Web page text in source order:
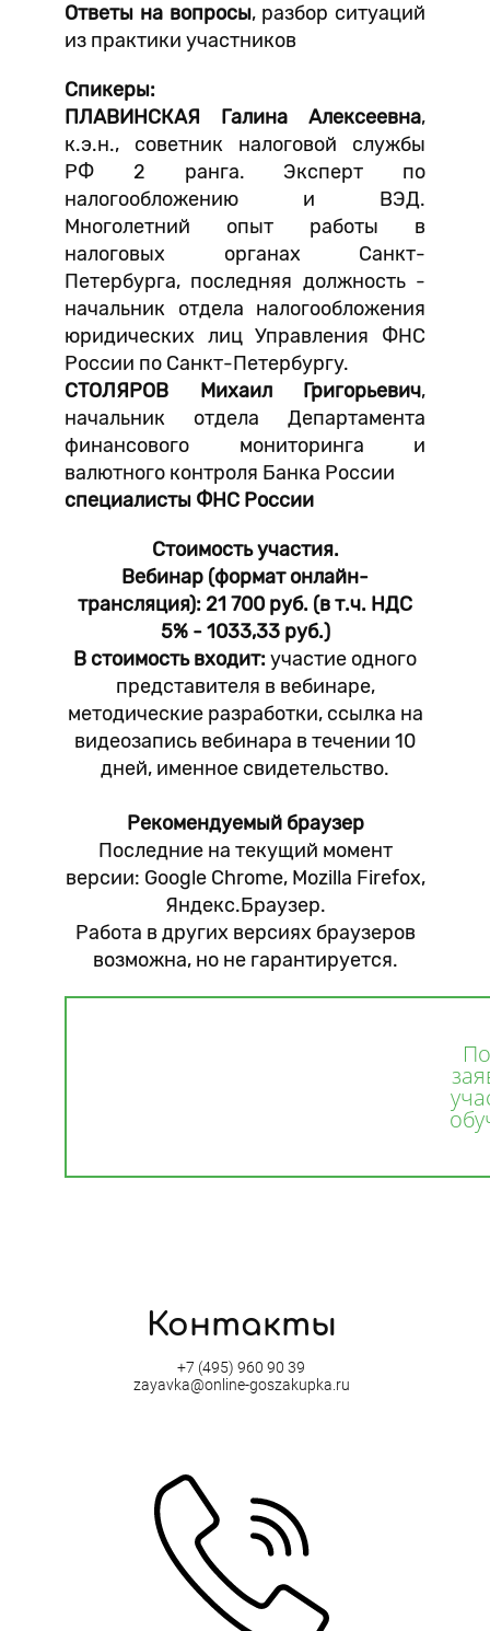
Ответы на вопросы, разбор ситуаций
из практики участников
Спикеры:
ПЛАВИНСКАЯ Галина Алексеевна,
к.э.н., советник налоговой службы
РФ 2 ранга. Эксперт по
налогообложению и ВЭД.
Многолетний опыт работы в
налоговых органах Санкт-
Петербурга, последняя должность -
начальник отдела налогообложения
юридических лиц Управления ФНС
России по Санкт-Петербургу.
СТОЛЯРОВ Михаил Григорьевич,
начальник отдела Департамента
финансового мониторинга и
валютного контроля Банка России
специалисты ФНС России
Стоимость участия.
Вебинар (формат онлайн-
трансляция): 21 700 руб. (в т.ч. НДС
5% - 1033,33 руб.)
В стоимость входит:участие одного
представителя в вебинаре,
методические разработки, ссылка на
видеозапись вебинара в течении 10
дней, именное свидетельство.
Рекомендуемый браузер
Последние на текущий момент
версии: Google Chrome, Mozilla Firefox,
Яндекс.Браузер.
Работа в других версиях браузеров
возможна, но не гарантируется.
Контакты
+7 (495) 960 90 39
zayavka@online-goszakupka.ru